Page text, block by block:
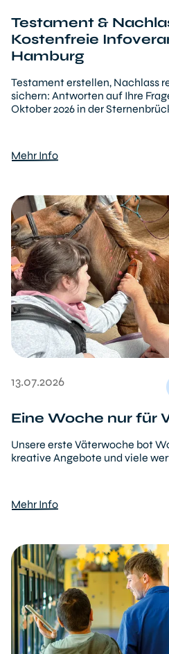
Testament &
Kostenfreie
Hamburg
Testament erstellen, Nachlass
sichern: Antworten auf Ihre
Oktober 2026 in der
Mehr Info
13.07.2026
Eine Woche nur für
Unsere erste Väterwoche bot
kreative Angebote und viele
Mehr Info